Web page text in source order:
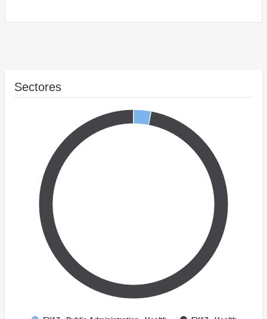
Sectores